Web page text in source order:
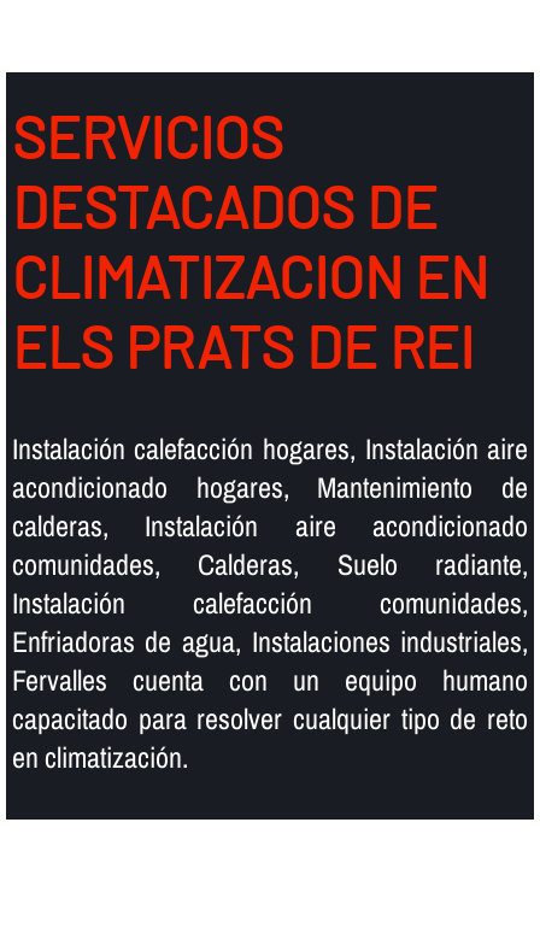
SERVICIOS
DESTACADOS DE
CLIMATIZACION EN
ELS PRATS DE REI
Instalación calefacción hogares, Instalación aire
acondicionado hogares, Mantenimiento de
calderas, Instalación aire acondicionado
comunidades, Calderas, Suelo radiante,
Instalación calefacción comunidades,
Enfriadoras de agua, Instalaciones industriales,
Fervalles cuenta con un equipo humano
capacitado para resolver cualquier tipo de reto
en climatización.